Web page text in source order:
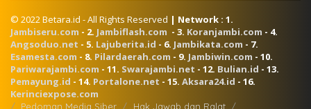
© 2022 Betara.id - All Rights Reserved | Network : 1.
Jambiseru.com - 2. Jambiflash.com - 3. Koranjambi.com - 4.
Angsoduo.net - 5. Lajuberita.id - 6. Jambikata.com - 7.
Esamesta.com - 8. Pilardaerah.com - 9. Jambiwin.com - 10.
Pariwarajambi.com - 11. Swarajambi.net - 12. Bulian.id - 13.
Pemayung.id - 14. Portalone.net - 15. Aksara24.id - 16.
Kerinciexpose.com
Pedoman Media Siber Hak Jawab dan Ralat